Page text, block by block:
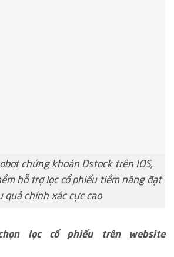
chứng khoán Dstock trên IOS,
hỗ trợ lọc cổ phiếu tiềm năng đạt
quả chính xác cực cao
lọc cổ phiếu trên website